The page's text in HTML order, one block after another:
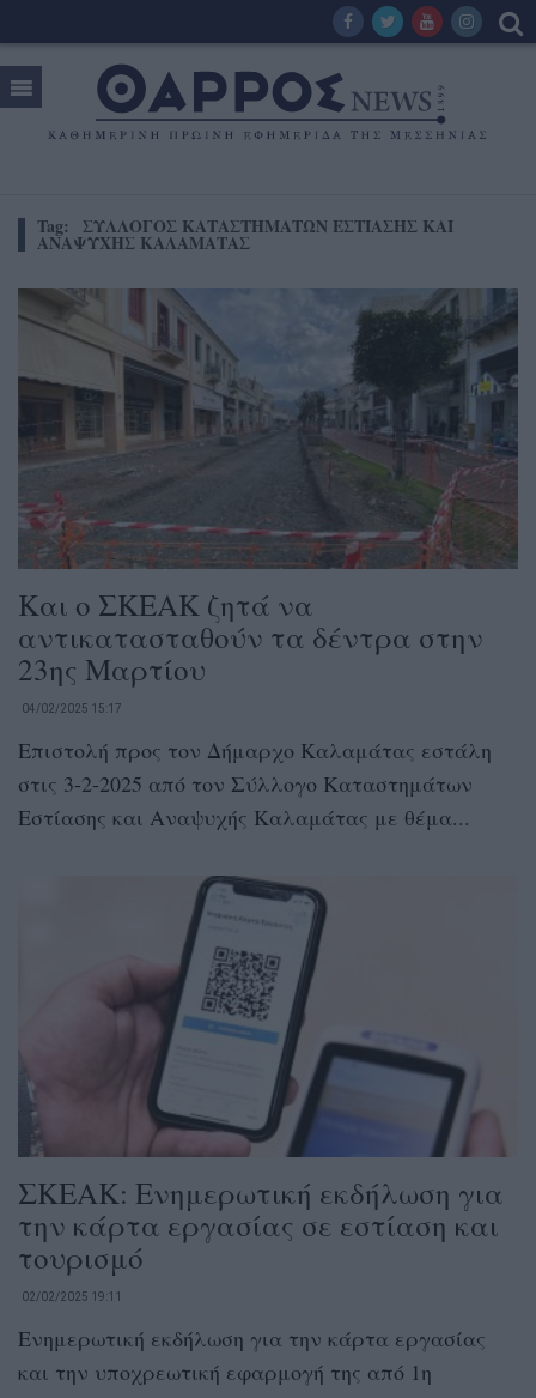
Tag: ΣΥΛΛΟΓΟΣ ΚΑΤΑΣΤΗΜΑΤΩΝ ΕΣΤΙΑΣΗΣ ΚΑΙ
ΑΝΑΨΥΧΗΣ ΚΑΛΑΜΑΤΑΣ
Και ο ΣΚΕΑΚ ζητά να
αντικατασταθούν τα δέντρα στην
23ης Μαρτίου
04/02/2025 15:17
Επιστολή προς τον Δήμαρχο Καλαμάτας εστάλη
στις 3-2-2025 από τον Σύλλογο Καταστημάτων
Εστίασης και Αναψυχής Καλαμάτας με θέμα...
ΣΚΕΑΚ: Ενημερωτική εκδήλωση για
την κάρτα εργασίας σε εστίαση και
τουρισμό
02/02/2025 19:11
Ενημερωτική εκδήλωση για την κάρτα εργασίας
και την υποχρεωτική εφαρμογή της από 1η